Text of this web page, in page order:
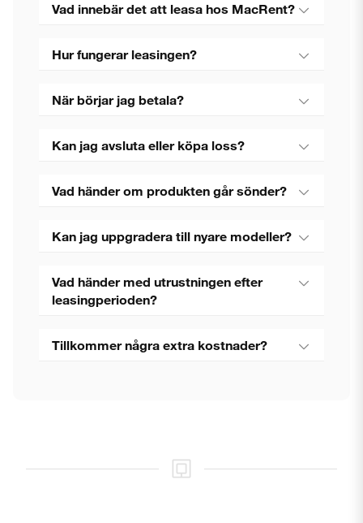
Vad innebär det att leasa hos MacRent?
Hur fungerar leasingen?
När börjar jag betala?
Kan jag avsluta eller köpa loss?
Vad händer om produkten går sönder?
Kan jag uppgradera till nyare modeller?
Vad händer med utrustningen efter
leasingperioden?
Tillkommer några extra kostnader?